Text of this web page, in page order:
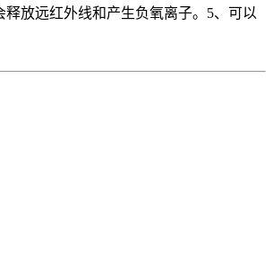
放远红外线和产生负氧离子。5、可以